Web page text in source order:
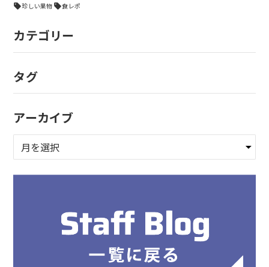
sell珍しい果物 sell食レポ
カテゴリー
タグ
アーカイブ